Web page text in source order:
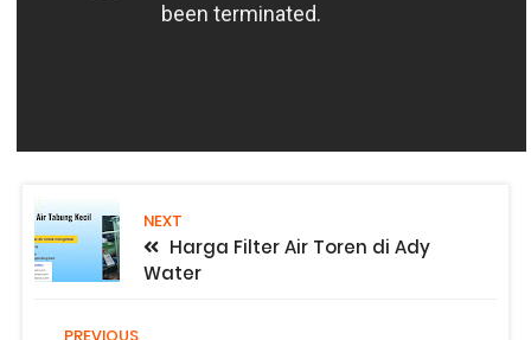
NEXT
Harga Filter Air Toren di Ady
Water